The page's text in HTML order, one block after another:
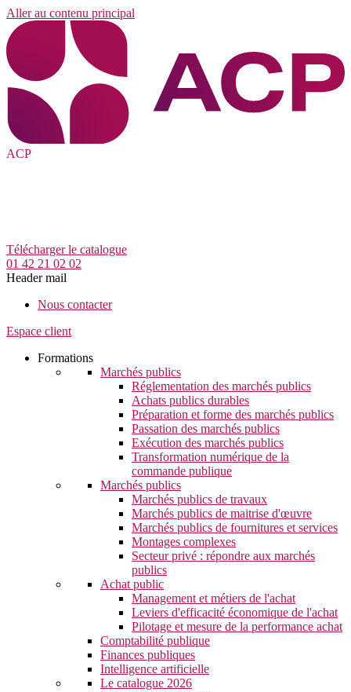
Aller au contenu principal
ACP
Télécharger le catalogue
01 42 21 02 02
Header mail
Nous contacter
Espace client
Formations
Marchés publics
Réglementation des marchés publics
Achats publics durables
Préparation et forme des marchés publics
Passation des marchés publics
Exécution des marchés publics
Transformation numérique de la
commande publique
Marchés publics
Marchés publics de travaux
Marchés publics de maitrise d'œuvre
Marchés publics de fournitures et services
Montages complexes
Secteur privé : répondre aux marchés
publics
Achat public
Management et métiers de l'achat
Leviers d'efficacité économique de l'achat
Pilotage et mesure de la performance achat
Comptabilité publique
Finances publiques
Intelligence artificielle
Le catalogue 2026